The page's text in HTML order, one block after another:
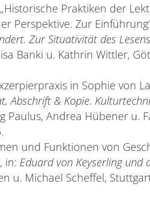
Praktiken der
Perspektive. Zur
Zur Situativität des
Banki u. Kathrin Wittler,
in Sophie von
Abschrift & Kopie.
Paulus, Andrea Hübener u.
und Funktionen von
in: Eduard von Keyserling und
u. Michael Scheffel,